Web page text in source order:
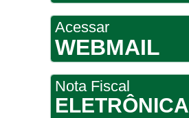
Acessar
WEBMAIL
Nota Fiscal
ELETRÔNICA